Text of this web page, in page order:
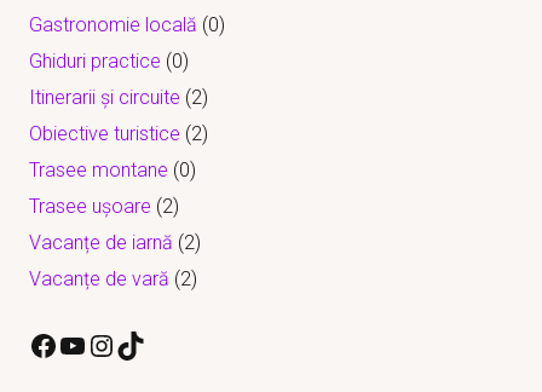
Gastronomie locală (0)
Ghiduri practice (0)
Itinerarii și circuite (2)
Obiective turistice (2)
Trasee montane (0)
Trasee ușoare (2)
Vacanțe de iarnă (2)
Vacanțe de vară (2)
Facebook
YouTube
Instagram
TikTok